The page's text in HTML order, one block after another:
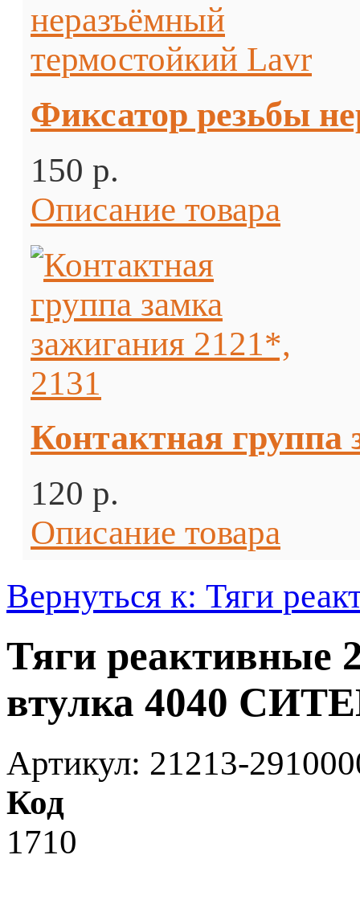
Фиксатор резьбы
150 p.
Описание товара
Контактная группа
120 p.
Описание товара
Вернуться к: Тяги
Тяги реактивные
втулка 4040
Артикул: 21213-
Код
1710